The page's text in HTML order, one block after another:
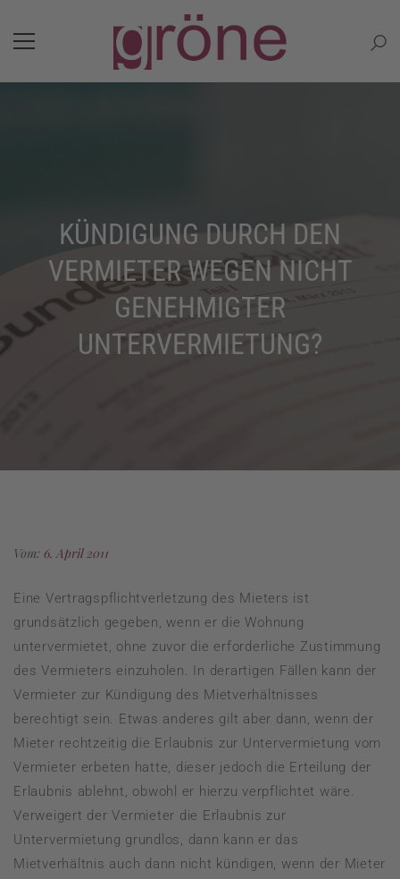
KÜNDIGUNG DURCH DEN
VERMIETER WEGEN NICHT
GENEHMIGTER
UNTERVERMIETUNG?
Vom: 6. April 2011
Eine Vertragspflichtverletzung des Mieters ist
grundsätzlich gegeben, wenn er die Wohnung
untervermietet, ohne zuvor die erforderliche Zustimmung
des Vermieters einzuholen. In derartigen Fällen kann der
Vermieter zur Kündigung des Mietverhältnisses
berechtigt sein. Etwas anderes gilt aber dann, wenn der
Mieter rechtzeitig die Erlaubnis zur Untervermietung vom
Vermieter erbeten hatte, dieser jedoch die Erteilung der
Erlaubnis ablehnt, obwohl er hierzu verpflichtet wäre.
Verweigert der Vermieter die Erlaubnis zur
Untervermietung grundlos, dann kann er das
Mietverhältnis auch dann nicht kündigen, wenn der Mieter